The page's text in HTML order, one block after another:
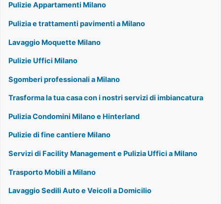
Pulizie Appartamenti Milano
Pulizia e trattamenti pavimenti a Milano
Lavaggio Moquette Milano
Pulizie Uffici Milano
Sgomberi professionali a Milano
Trasforma la tua casa con i nostri servizi di imbiancatura
Pulizia Condomini Milano e Hinterland
Pulizie di fine cantiere Milano
Servizi di Facility Management e Pulizia Uffici a Milano
Trasporto Mobili a Milano
Lavaggio Sedili Auto e Veicoli a Domicilio